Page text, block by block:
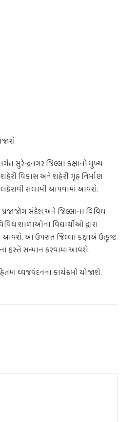
સુરેન્દ્રનગર જિલ્લા કક્ષાનો મુખ્ય
વિકાસ અને શહેરી ગૃહ નિર્માણ
લહેરાવી સલામી આપવામાં આવશે.
સંદેશ અને જિલ્લાના વિવિધ
શાળાઓના વિદ્યાર્થીઓ દ્વારા
આવશે. આ ઉપરાંત જિલ્લા કક્ષાએ ઉત્કૃષ્ટ
હસ્તે સન્માન કરવામાં આવશે.
ધ્વજવંદનના કાર્યક્રમો યોજાશે.